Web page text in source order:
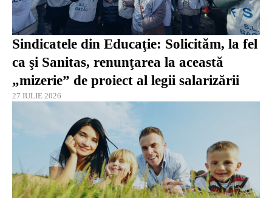
Sindicatele din Educaţie: Solicităm, la fel
ca şi Sanitas, renunţarea la această
„mizerie” de proiect al legii salarizării
27 IULIE 2026